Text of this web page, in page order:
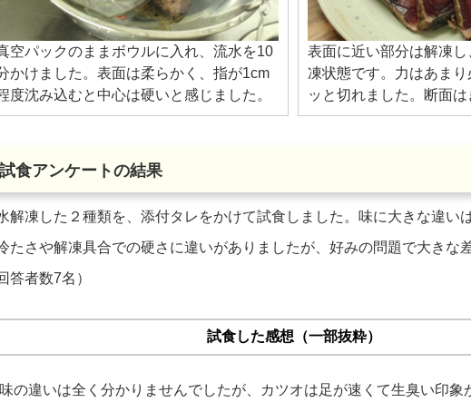
空パックのままボウルに入れ、流水を10
かけました。表面は柔らかく、指が1cm
度沈み込むと中心は硬いと感じました。
表面に近い部分は解凍
凍状態です。力はあまり
ッと切れました。断面は
試食アンケートの結果
解凍した２種類を、添付タレをかけて試食しました。味に大きな違い
たさや解凍具合での硬さに違いがありましたが、好みの問題で大きな
答者数7名）
試食した感想（一部抜粋）
味の違いは全く分かりませんでしたが、カツオは足が速くて生臭い印象